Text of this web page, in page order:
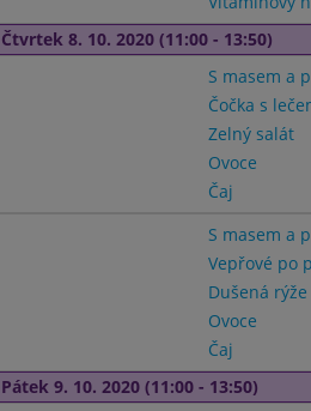
Čtvrtek 8. 10. 2020 (11:00 - 13:50)
S masem a
Čočka s
Zelný salát
Ovoce
Čaj
S masem a
Vepřové po
Dušená rýže
Ovoce
Čaj
Pátek 9. 10. 2020 (11:00 - 13:50)